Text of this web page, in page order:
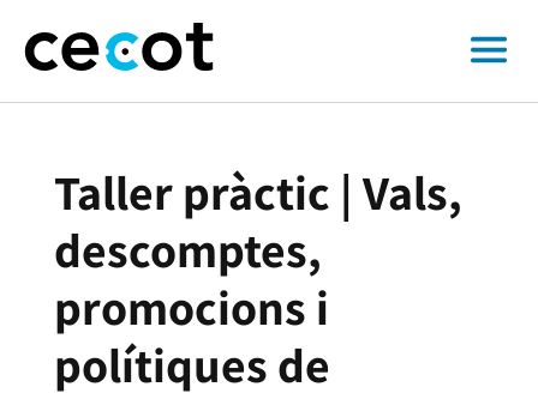
Taller pràctic | Vals,
descomptes,
promocions i
polítiques de